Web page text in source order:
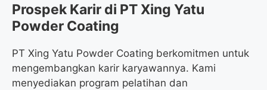
Prospek Karir di PT Xing Yatu
Powder Coating
PT Xing Yatu Powder Coating berkomitmen untuk
mengembangkan karir karyawannya. Kami
menyediakan program pelatihan dan